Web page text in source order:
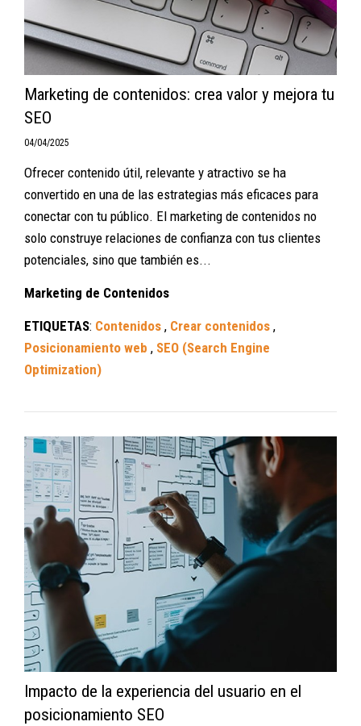
Marketing de contenidos: crea valor y mejora tu
SEO
04/04/2025
Ofrecer contenido útil, relevante y atractivo se ha
convertido en una de las estrategias más eficaces para
conectar con tu público. El marketing de contenidos no
solo construye relaciones de confianza con tus clientes
potenciales, sino que también es...
Marketing de Contenidos
ETIQUETAS: Contenidos , Crear contenidos ,
Posicionamiento web , SEO (Search Engine
Optimization)
Impacto de la experiencia del usuario en el
posicionamiento SEO